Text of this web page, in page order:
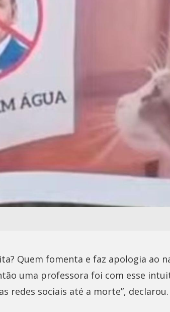
Quem fomenta e faz apologia ao
uma professora foi com esse
redes sociais até a morte”, declarou.